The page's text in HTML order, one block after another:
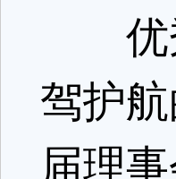
优秀
驾护
届理